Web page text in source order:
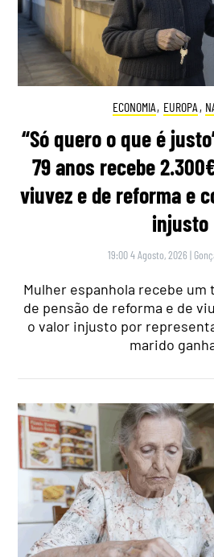
ECONOMIA, EUROPA ,
“Só quero o que é
79 anos recebe
viuvez e de reforma e
injusto
19:00 4 Agosto, 2026 |
Mulher espanhola recebe um
de pensão de reforma e de
o valor injusto por
marido